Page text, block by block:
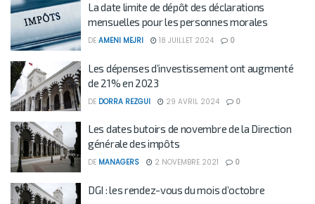
La date limite de dépôt des déclarations
mensuelles pour les personnes morales
DE AMENI MEJRI 18 JUILLET 2024 0
Les dépenses d’investissement ont augmenté
de 21% en 2023
DE DORRA REZGUI 29 AVRIL 2024 0
Les dates butoirs de novembre de la Direction
générale des impôts
DE MANAGERS 2 NOVEMBRE 2021 0
DGI : les rendez-vous du mois d’octobre